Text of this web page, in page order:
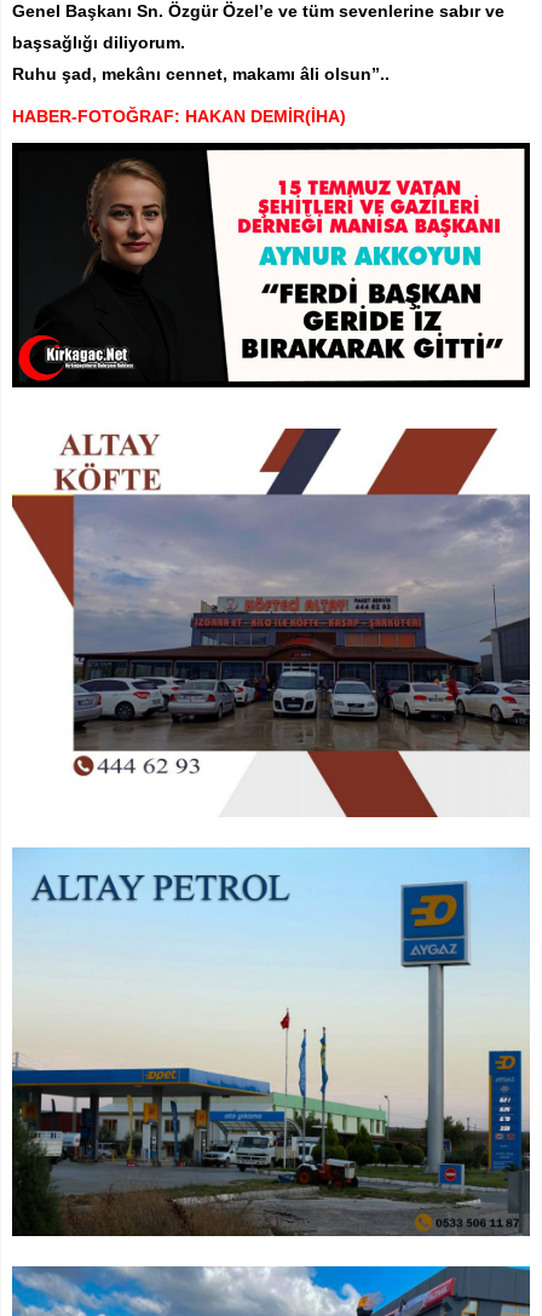
Genel Başkanı Sn. Özgür Özel’e ve tüm sevenlerine sabır ve
başsağlığı diliyorum.
Ruhu şad, mekânı cennet, makamı âli olsun”..
HABER-FOTOĞRAF: HAKAN DEMİR(İHA)